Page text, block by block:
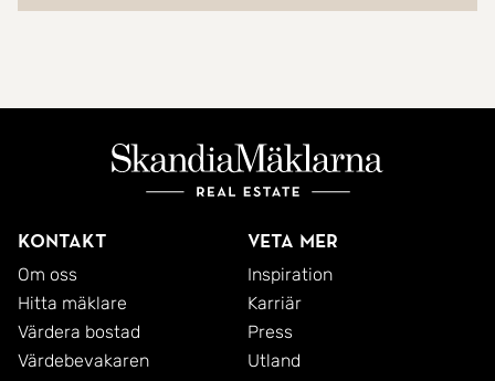
Kontakt
Om oss
Hitta mäklare
Värdera bostad
Värdebevakaren
Veta mer
Inspiration
Karriär
Press
Utland